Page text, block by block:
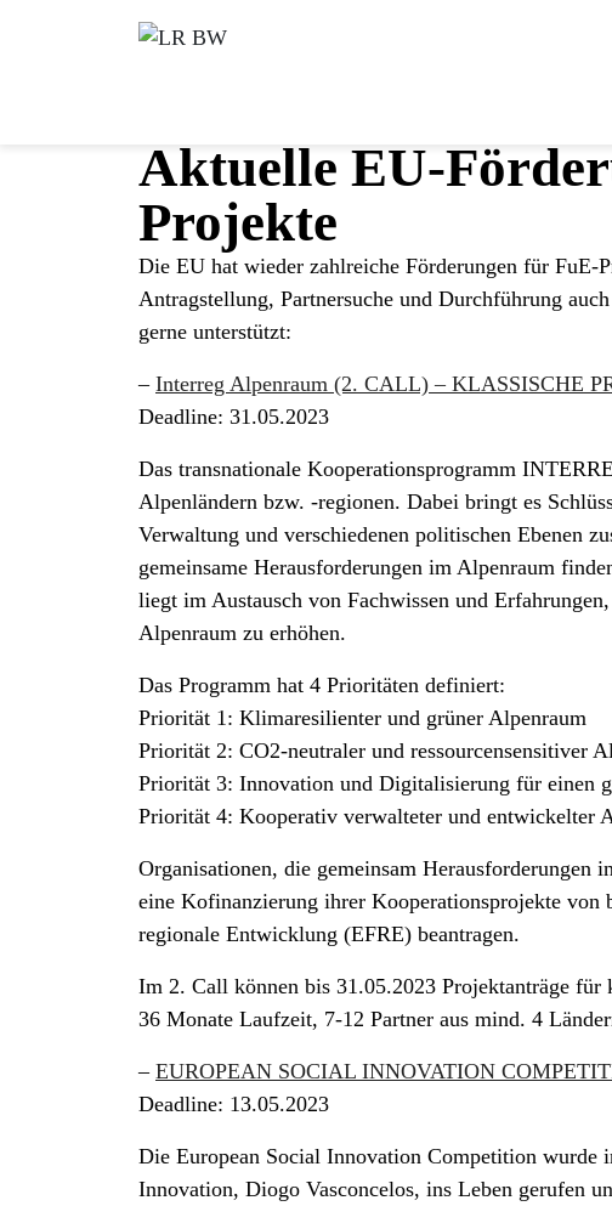
Aktuelle EU-
Projekte
Die EU hat wieder zahlreiche Förderungen für FuE-
Antragstellung, Partnersuche und Durchführung
gerne unterstützt:
– Interreg Alpenraum (2. CALL) – KLASSISCHE
Deadline: 31.05.2023
Das transnationale Kooperationsprogramm
Alpenländern bzw. -regionen. Dabei bringt es
Verwaltung und verschiedenen politischen Ebenen
gemeinsame Herausforderungen im Alpenraum
liegt im Austausch von Fachwissen und
Alpenraum zu erhöhen.
Das Programm hat 4 Prioritäten definiert:
Priorität 1: Klimaresilienter und grüner Alpenraum
Priorität 2: CO2-neutraler und ressourcensensitiver
Priorität 3: Innovation und Digitalisierung für einen
Priorität 4: Kooperativ verwalteter und entwickelter
Organisationen, die gemeinsam Herausforderungen
eine Kofinanzierung ihrer Kooperationsprojekte von
regionale Entwicklung (EFRE) beantragen.
Im 2. Call können bis 31.05.2023 Projektanträge
36 Monate Laufzeit, 7-12 Partner aus mind. 4
– EUROPEAN SOCIAL INNOVATION
Deadline: 13.05.2023
Die European Social Innovation Competition wurde
Innovation, Diogo Vasconcelos, ins Leben gerufen